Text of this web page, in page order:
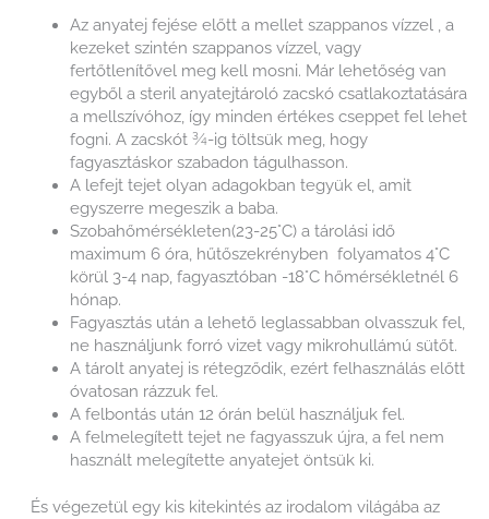
Az anyatej fejése előtt a mellet szappanos vízzel , a
kezeket szintén szappanos vízzel, vagy
fertőtlenítővel meg kell mosni. Már lehetőség van
egyből a steril anyatejtároló zacskó csatlakoztatására
a mellszívóhoz, így minden értékes cseppet fel lehet
fogni. A zacskót ¾-ig töltsük meg, hogy
fagyasztáskor szabadon tágulhasson.
A lefejt tejet olyan adagokban tegyük el, amit
egyszerre megeszik a baba.
Szobahőmérsékleten(23-25°C) a tárolási idő
maximum 6 óra, hűtőszekrényben folyamatos 4°C
körül 3-4 nap, fagyasztóban -18°C hőmérsékletnél 6
hónap.
Fagyasztás után a lehető leglassabban olvasszuk fel,
ne használjunk forró vizet vagy mikrohullámú sütőt.
A tárolt anyatej is rétegződik, ezért felhasználás előtt
óvatosan rázzuk fel.
A felbontás után 12 órán belül használjuk fel.
A felmelegített tejet ne fagyasszuk újra, a fel nem
használt melegítette anyatejet öntsük ki.
És végezetül egy kis kitekintés az irodalom világába az